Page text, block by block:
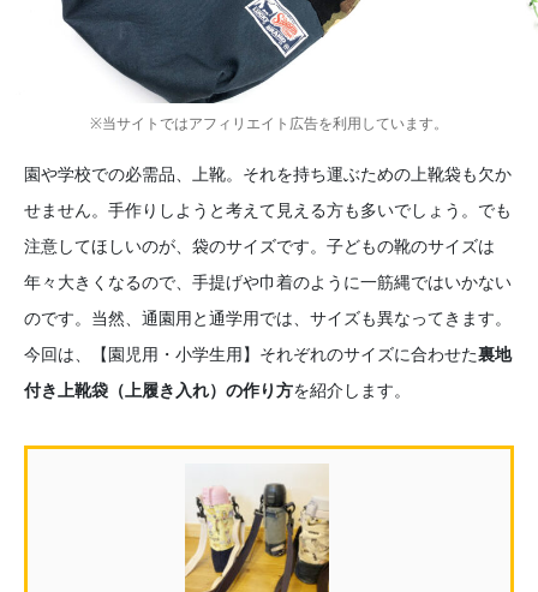
※当サイトではアフィリエイト広告を利用しています。
園や学校での必需品、上靴。それを持ち運ぶための上靴袋も欠か
せません。手作りしようと考えて見える方も多いでしょう。でも
注意してほしいのが、袋のサイズです。子どもの靴のサイズは
年々大きくなるので、手提げや巾着のように一筋縄ではいかない
のです。当然、通園用と通学用では、サイズも異なってきます。
今回は、【園児用・小学生用】それぞれのサイズに合わせた裏地
付き上靴袋（上履き入れ）の作り方を紹介します。